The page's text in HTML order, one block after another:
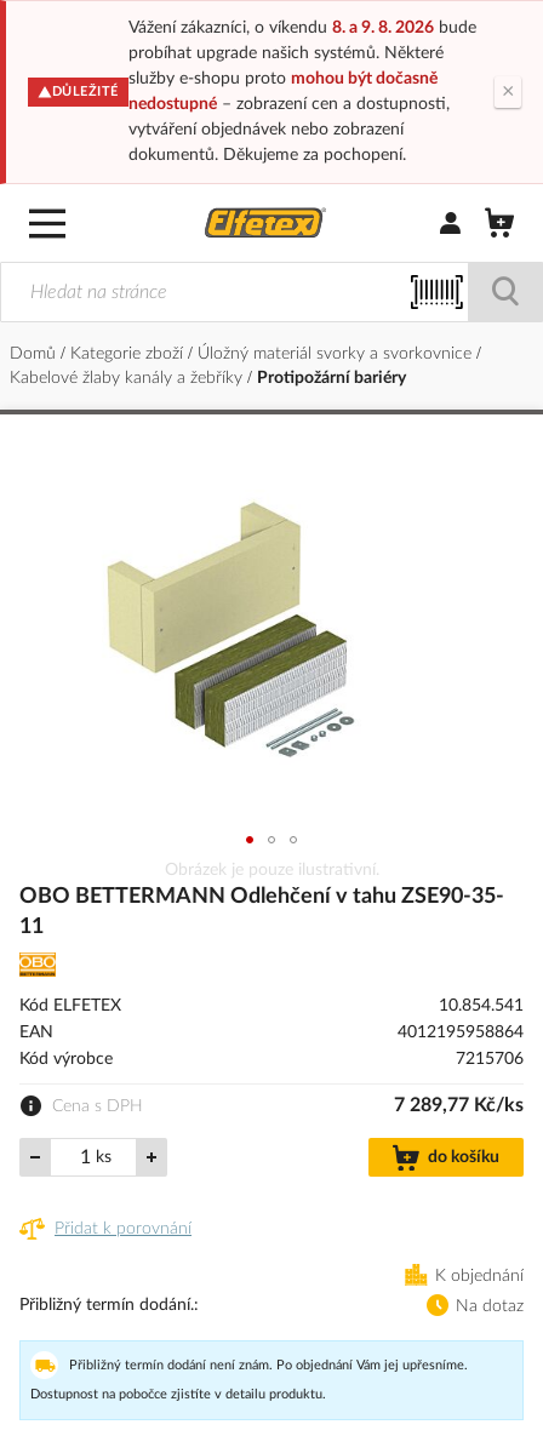
DŮLEŽITÉ
Vážení zákazníci, o víkendu 8. a 9. 8. 2026bude
probíhat upgrade našich systémů. Některé
služby e-shopu proto mohou být dočasně
nedostupné– zobrazení cen a dostupnosti,
vytváření objednávek nebo zobrazení
dokumentů. Děkujeme za pochopení.
×
Přihlásit/
Domů Kategorie zboží
Úložný materiál svorky a svorkovnice
Kabelové žlaby kanály a žebříky
Protipožární bariéry
na
začátek
s
Obrázek je pouze ilustrativní.
OBO BETTERMANN Odlehčení v tahu ZSE90-35-
11
Kód ELFETEX
10.854.541
EAN
4012195958864
Kód výrobce
7215706
Cena s DPH 7 289,77 Kč/ks
ks do košíku
Přidat k porovnání
K objednání
Přibližný termín dodání.
Na dotaz
Přibližný termín dodání není znám. Po objednání Vám jej upřesníme.
Dostupnost na pobočce zjistíte v detailu produktu.